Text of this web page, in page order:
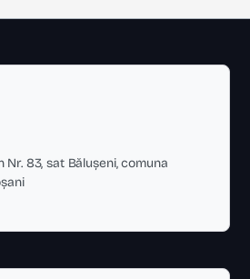
83, sat Bălușeni, comuna